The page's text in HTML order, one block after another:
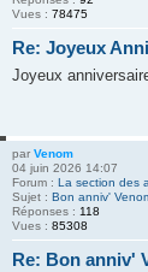
Vues : 78475
Re: Joyeux
Joyeux
par Venom
04 juin 2026 14:07
Forum : La section des
Sujet : Bon anniv'
Réponses : 118
Vues : 85308
Re: Bon anniv'